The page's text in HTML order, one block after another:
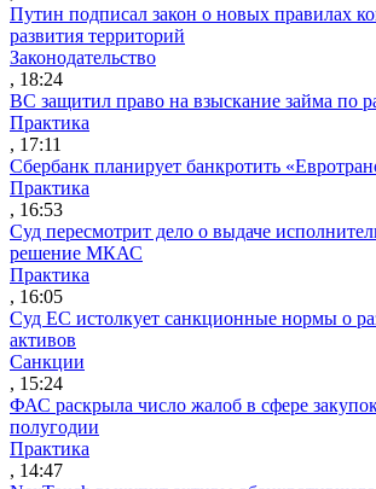
Путин подписал закон о новых правилах
развития территорий
Законодательство
, 18:24
ВС защитил право на взыскание займа по
Практика
, 17:11
Сбербанк планирует банкротить
Практика
, 16:53
Суд пересмотрит дело о выдаче
решение МКАС
Практика
, 16:05
Суд ЕС истолкует санкционные нормы о
активов
Санкции
, 15:24
ФАС раскрыла число жалоб в сфере
полугодии
Практика
, 14:47